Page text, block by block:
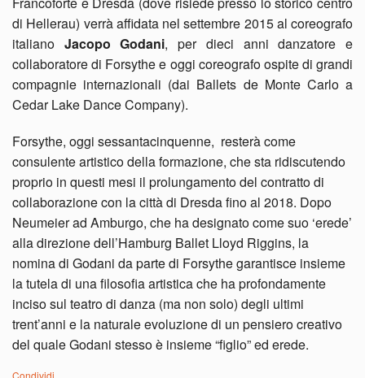
di Hellerau) verrà affidata nel settembre 2015 al coreografo
italiano Jacopo Godani, per dieci anni danzatore e
collaboratore di Forsythe e oggi coreografo ospite di grandi
compagnie internazionali (dai Ballets de Monte Carlo a
Cedar Lake Dance Company).
Forsythe, oggi sessantacinquenne, resterà come
consulente artistico della formazione, che sta ridiscutendo
proprio in questi mesi il prolungamento del contratto di
collaborazione con la città di Dresda fino al 2018. Dopo
Neumeier ad Amburgo, che ha designato come suo ‘erede’
alla direzione dell’Hamburg Ballet Lloyd Riggins, la
nomina di Godani da parte di Forsythe garantisce insieme
la tutela di una filosofia artistica che ha profondamente
inciso sul teatro di danza (ma non solo) degli ultimi
trent’anni e la naturale evoluzione di un pensiero creativo
del quale Godani stesso è insieme “figlio” ed erede.